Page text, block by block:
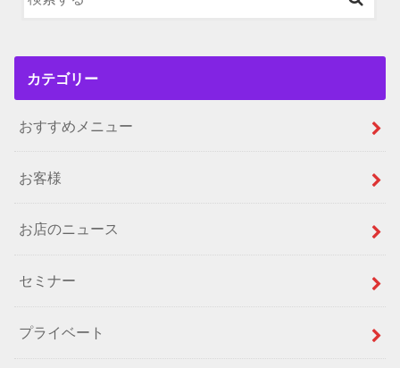
カテゴリー
おすすめメニュー
お客様
お店のニュース
セミナー
プライベート